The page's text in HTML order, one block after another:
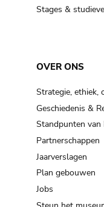
Stages &
OVER ONS
Strategie, ethiek,
Geschiedenis &
Standpunten van
Partnerschappen
Jaarverslagen
Plan gebouwen
Jobs